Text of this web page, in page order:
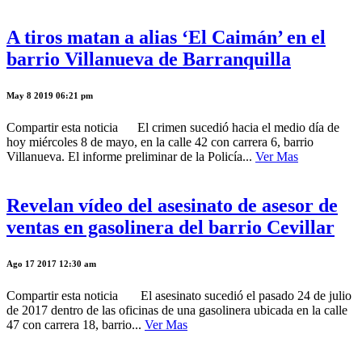
A tiros matan a alias ‘El Caimán’ en el
barrio Villanueva de Barranquilla
May 8 2019 06:21 pm
Compartir esta noticia El crimen sucedió hacia el medio día de
hoy miércoles 8 de mayo, en la calle 42 con carrera 6, barrio
Villanueva. El informe preliminar de la Policía... Ver Mas
Revelan vídeo del asesinato de asesor de
ventas en gasolinera del barrio Cevillar
Ago 17 2017 12:30 am
Compartir esta noticia El asesinato sucedió el pasado 24 de julio
de 2017 dentro de las oficinas de una gasolinera ubicada en la calle
47 con carrera 18, barrio... Ver Mas